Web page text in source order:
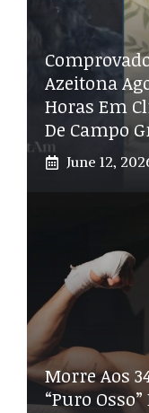
Azeitona
Horas Em
De Campo
June 12,
Morre Aos
“Puro